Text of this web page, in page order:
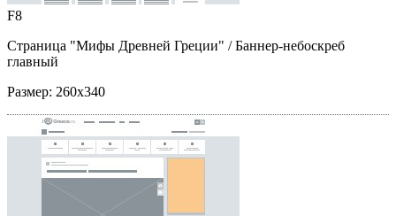
F8
Страница "Мифы Древней Греции" / Баннер-небоскреб
главный
Размер: 260x340